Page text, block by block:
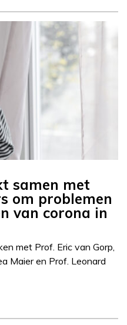
samen met
om problemen
van corona in
met Prof. Eric van Gorp,
Maier en Prof. Leonard